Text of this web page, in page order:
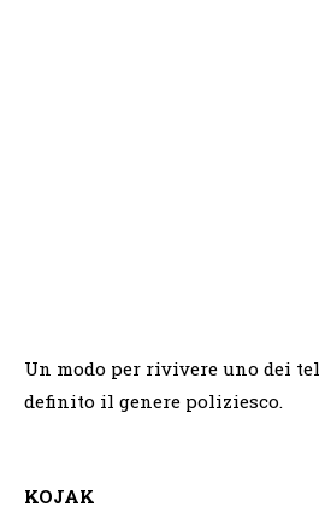
Un modo per rivivere uno dei
definito il genere poliziesco.
KOJAK